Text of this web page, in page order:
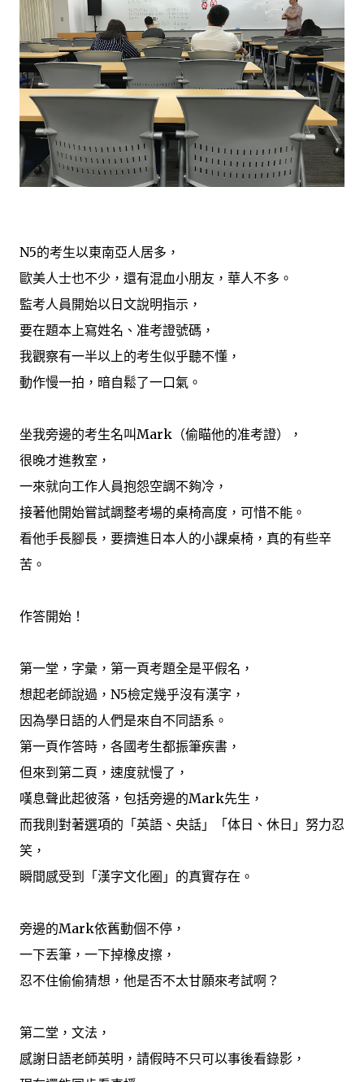
N5的考生以東南亞人居多，
歐美人士也不少，還有混血小朋友，華人不多。
監考人員開始以日文說明指示，
要在題本上寫姓名、准考證號碼，
我觀察有一半以上的考生似乎聽不懂，
動作慢一拍，暗自鬆了一口氣。
坐我旁邊的考生名叫Mark（偷瞄他的准考證），
很晚才進教室，
一來就向工作人員抱怨空調不夠冷，
接著他開始嘗試調整考場的桌椅高度，可惜不能。
看他手長腳長，要擠進日本人的小課桌椅，真的有些辛
苦。
作答開始！
第一堂，字彙，第一頁考題全是平假名，
想起老師說過，N5檢定幾乎沒有漢字，
因為學日語的人們是來自不同語系。
第一頁作答時，各國考生都振筆疾書，
但來到第二頁，速度就慢了，
嘆息聲此起彼落，包括旁邊的Mark先生，
而我則對著選項的「英語、央話」「体日、休日」努力忍
笑，
瞬間感受到「漢字文化圈」的真實存在。
旁邊的Mark依舊動個不停，
一下丟筆，一下掉橡皮擦，
忍不住偷偷猜想，他是否不太甘願來考試啊？
第二堂，文法，
感謝日語老師英明，請假時不只可以事後看錄影，